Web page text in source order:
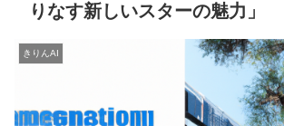
りなす新しいスターの魅力」
きりんAI